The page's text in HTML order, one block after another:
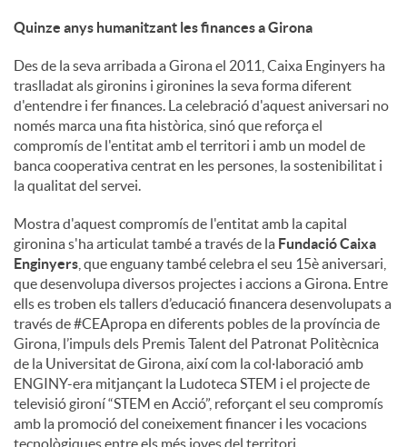
Quinze anys humanitzant les finances a Girona
Des de la seva arribada a Girona el 2011, Caixa Enginyers ha
traslladat als gironins i gironines la seva forma diferent
d'entendre i fer finances. La celebració d'aquest aniversari no
només marca una fita històrica, sinó que reforça el
compromís de l'entitat amb el territori i amb un model de
banca cooperativa centrat en les persones, la sostenibilitat i
la qualitat del servei.
Mostra d'aquest compromís de l'entitat amb la capital
gironina s'ha articulat també a través de la Fundació Caixa
Enginyers , que enguany també celebra el seu 15è aniversari,
que desenvolupa diversos projectes i accions a Girona. Entre
ells es troben els tallers d’educació financera desenvolupats a
través de #CEApropa en diferents pobles de la província de
Girona, l’impuls dels Premis Talent del Patronat Politècnica
de la Universitat de Girona, així com la col·laboració amb
ENGINY-era mitjançant la Ludoteca STEM i el projecte de
televisió gironí “STEM en Acció”, reforçant el seu compromís
amb la promoció del coneixement financer i les vocacions
tecnològiques entre els més joves del territori.